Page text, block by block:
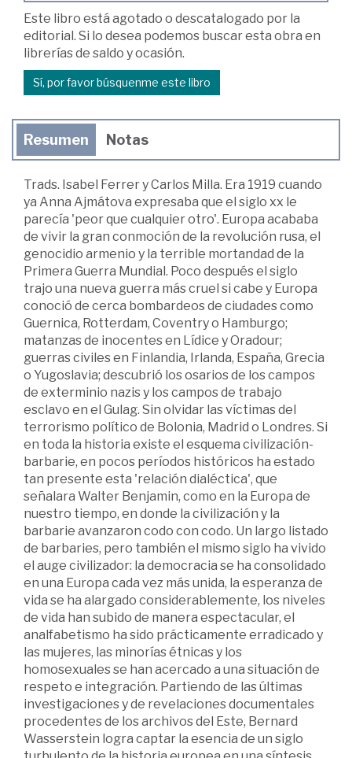
Este libro está agotado o descatalogado por la
editorial. Si lo desea podemos buscar esta obra en
librerías de saldo y ocasión.
Sí, por favor búsquenme este libro
Resumen Notas
Trads. Isabel Ferrer y Carlos Milla. Era 1919 cuando
ya Anna Ajmátova expresaba que el siglo xx le
parecía 'peor que cualquier otro'. Europa acababa
de vivir la gran conmoción de la revolución rusa, el
genocidio armenio y la terrible mortandad de la
Primera Guerra Mundial. Poco después el siglo
trajo una nueva guerra más cruel si cabe y Europa
conoció de cerca bombardeos de ciudades como
Guernica, Rotterdam, Coventry o Hamburgo;
matanzas de inocentes en Lídice y Oradour;
guerras civiles en Finlandia, Irlanda, España, Grecia
o Yugoslavia; descubrió los osarios de los campos
de exterminio nazis y los campos de trabajo
esclavo en el Gulag. Sin olvidar las víctimas del
terrorismo político de Bolonia, Madrid o Londres. Si
en toda la historia existe el esquema civilización-
barbarie, en pocos períodos históricos ha estado
tan presente esta 'relación dialéctica', que
señalara Walter Benjamin, como en la Europa de
nuestro tiempo, en donde la civilización y la
barbarie avanzaron codo con codo. Un largo listado
de barbaries, pero también el mismo siglo ha vivido
el auge civilizador: la democracia se ha consolidado
en una Europa cada vez más unida, la esperanza de
vida se ha alargado considerablemente, los niveles
de vida han subido de manera espectacular, el
analfabetismo ha sido prácticamente erradicado y
las mujeres, las minorías étnicas y los
homosexuales se han acercado a una situación de
respeto e integración. Partiendo de las últimas
investigaciones y de revelaciones documentales
procedentes de los archivos del Este, Bernard
Wasserstein logra captar la esencia de un siglo